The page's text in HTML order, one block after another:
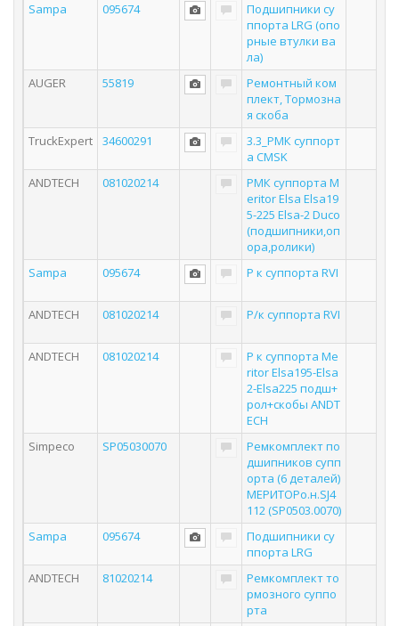
Sampa
095674
Подшипники су
ппорта LRG (опо
рные втулки ва
ла)
AUGER
55819
Ремонтный ком
плект, Тормозна
я скоба
TruckExpert
34600291
3.3_РМК суппорт
а CMSK
ANDTECH
081020214
РМК суппорта M
eritor Elsa Elsa19
5-225 Elsa-2 Duco
(подшипники,оп
ора,ролики)
Sampa
095674 Р к суппорта RVI
ANDTECH 081020214 Р/к суппорта RVI
ANDTECH 081020214
Р к суппорта Me
ritor Elsa195-Elsa
2-Elsa225 подш+
рол+скобы ANDT
ECH
Simpeco
SP05030070
Ремкомплект по
дшипников супп
орта (6 деталей)
МЕРИТОРо.н.SJ4
112 (SP0503.0070)
Sampa
095674
Подшипники су
ппорта LRG
ANDTECH
81020214
Ремкомплект то
рмозного суппо
рта